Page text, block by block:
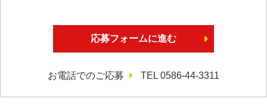
応募フォームに進む
お電話でのご応募 TEL 0586-44-3311